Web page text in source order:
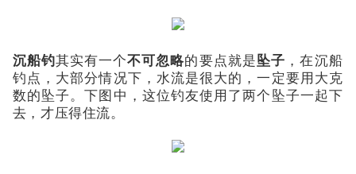
沉船钓其实有一个不可忽略的要点就是坠子 ，在沉船
钓点，大部分情况下，水流是很大的，一定要用大克
数的坠子。下图中，这位钓友使用了两个坠子一起下
去，才压得住流。